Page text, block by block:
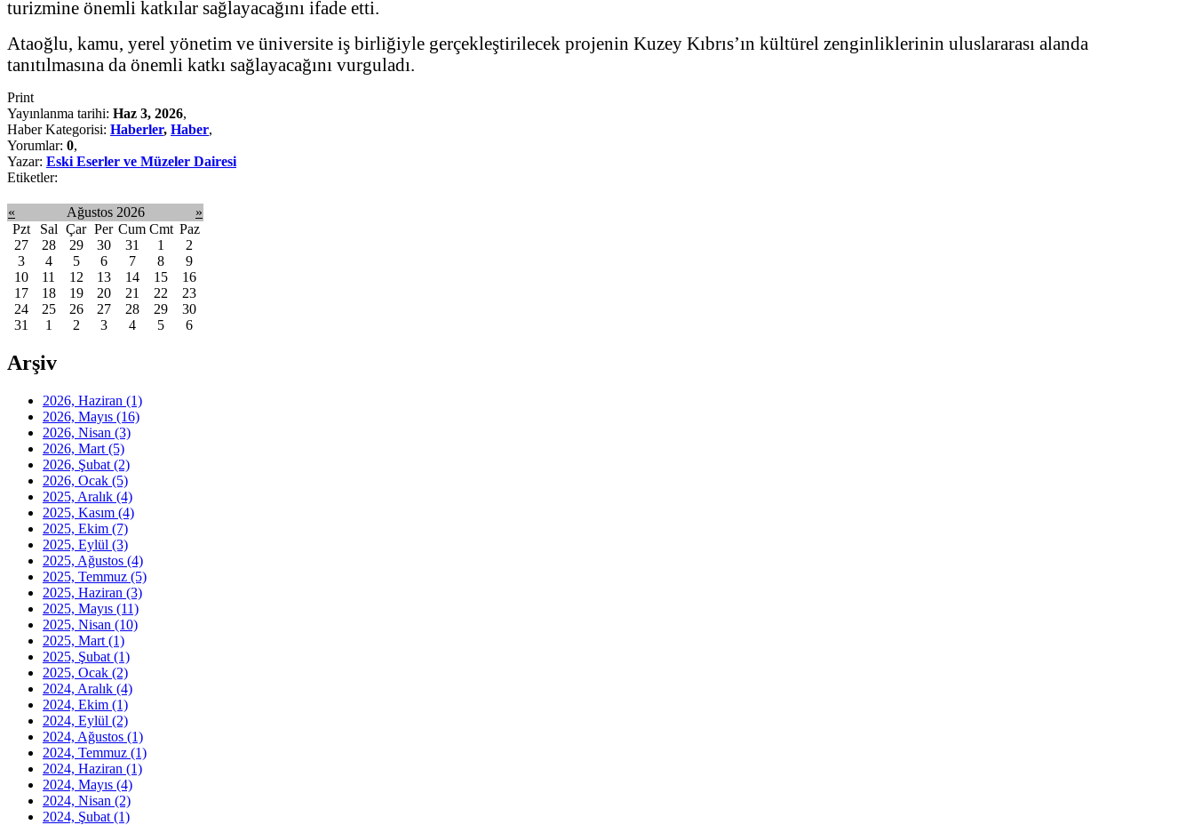
turizmine önemli katkılar sağlayacağını ifade etti.
Ataoğlu, kamu, yerel yönetim ve üniversite iş birliğiyle gerçekleştirilecek projenin Kuzey Kıbrıs’ın kültürel zenginliklerinin uluslararası alanda
tanıtılmasına da önemli katkı sağlayacağını vurguladı.
Print
Yayınlanma tarihi: Haz 3, 2026,
Haber Kategorisi: Haberler, Haber,
Yorumlar: 0,
Yazar: Eski Eserler ve Müzeler Dairesi
Etiketler:
« Ağustos 2026
»
Pzt
Sal Çar Per Cum Cmt Paz
27
28 29 30 31 1
2
3
4 5 6 7 8
9
10
11 12 13 14 15
16
17
18 19 20 21 22
23
24
25 26 27 28 29
30
31
1 2 3 4 5 6
Arşiv
2026, Haziran (1)
2026, Mayıs (16)
2026, Nisan (3)
2026, Mart (5)
2026, Şubat (2)
2026, Ocak (5)
2025, Aralık (4)
2025, Kasım (4)
2025, Ekim (7)
2025, Eylül (3)
2025, Ağustos (4)
2025, Temmuz (5)
2025, Haziran (3)
2025, Mayıs (11)
2025, Nisan (10)
2025, Mart (1)
2025, Şubat (1)
2025, Ocak (2)
2024, Aralık (4)
2024, Ekim (1)
2024, Eylül (2)
2024, Ağustos (1)
2024, Temmuz (1)
2024, Haziran (1)
2024, Mayıs (4)
2024, Nisan (2)
2024, Şubat (1)